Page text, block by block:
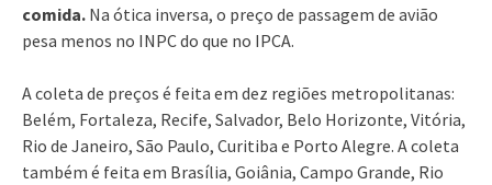
comida. Na ótica inversa, o preço de passagem de avião
pesa menos no INPC do que no IPCA.
A coleta de preços é feita em dez regiões metropolitanas:
Belém, Fortaleza, Recife, Salvador, Belo Horizonte, Vitória,
Rio de Janeiro, São Paulo, Curitiba e Porto Alegre. A coleta
também é feita em Brasília, Goiânia, Campo Grande, Rio